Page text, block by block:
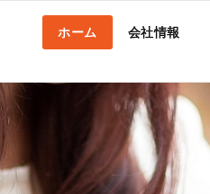
ホーム 会社情報